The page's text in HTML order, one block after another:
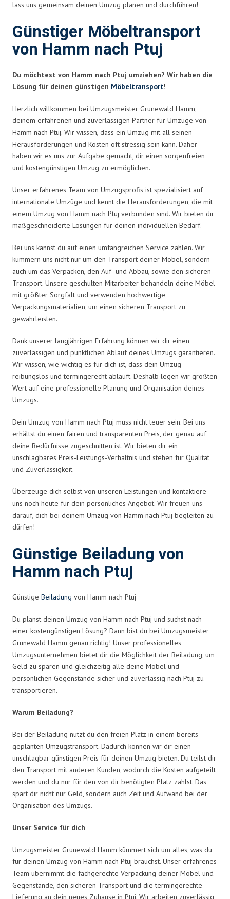
lass uns gemeinsam deinen Umzug planen und durchführen!
Günstiger Möbeltransport
von Hamm nach Ptuj
Du möchtest von Hamm nach Ptuj umziehen? Wir haben die
Lösung für deinen günstigen Möbeltransport!
Herzlich willkommen bei Umzugsmeister Grunewald Hamm,
deinem erfahrenen und zuverlässigen Partner für Umzüge von
Hamm nach Ptuj. Wir wissen, dass ein Umzug mit all seinen
Herausforderungen und Kosten oft stressig sein kann. Daher
haben wir es uns zur Aufgabe gemacht, dir einen sorgenfreien
und kostengünstigen Umzug zu ermöglichen.
Unser erfahrenes Team von Umzugsprofis ist spezialisiert auf
internationale Umzüge und kennt die Herausforderungen, die mit
einem Umzug von Hamm nach Ptuj verbunden sind. Wir bieten dir
maßgeschneiderte Lösungen für deinen individuellen Bedarf.
Bei uns kannst du auf einen umfangreichen Service zählen. Wir
kümmern uns nicht nur um den Transport deiner Möbel, sondern
auch um das Verpacken, den Auf- und Abbau, sowie den sicheren
Transport. Unsere geschulten Mitarbeiter behandeln deine Möbel
mit größter Sorgfalt und verwenden hochwertige
Verpackungsmaterialien, um einen sicheren Transport zu
gewährleisten.
Dank unserer langjährigen Erfahrung können wir dir einen
zuverlässigen und pünktlichen Ablauf deines Umzugs garantieren.
Wir wissen, wie wichtig es für dich ist, dass dein Umzug
reibungslos und termingerecht abläuft. Deshalb legen wir größten
Wert auf eine professionelle Planung und Organisation deines
Umzugs.
Dein Umzug von Hamm nach Ptuj muss nicht teuer sein. Bei uns
erhältst du einen fairen und transparenten Preis, der genau auf
deine Bedürfnisse zugeschnitten ist. Wir bieten dir ein
unschlagbares Preis-Leistungs-Verhältnis und stehen für Qualität
und Zuverlässigkeit.
Überzeuge dich selbst von unseren Leistungen und kontaktiere
uns noch heute für dein persönliches Angebot. Wir freuen uns
darauf, dich bei deinem Umzug von Hamm nach Ptuj begleiten zu
dürfen!
Günstige Beiladung von
Hamm nach Ptuj
Günstige Beiladung von Hamm nach Ptuj
Du planst deinen Umzug von Hamm nach Ptuj und suchst nach
einer kostengünstigen Lösung? Dann bist du bei Umzugsmeister
Grunewald Hamm genau richtig! Unser professionelles
Umzugsunternehmen bietet dir die Möglichkeit der Beiladung, um
Geld zu sparen und gleichzeitig alle deine Möbel und
persönlichen Gegenstände sicher und zuverlässig nach Ptuj zu
transportieren.
Warum Beiladung?
Bei der Beiladung nutzt du den freien Platz in einem bereits
geplanten Umzugstransport. Dadurch können wir dir einen
unschlagbar günstigen Preis für deinen Umzug bieten. Du teilst dir
den Transport mit anderen Kunden, wodurch die Kosten aufgeteilt
werden und du nur für den von dir benötigten Platz zahlst. Das
spart dir nicht nur Geld, sondern auch Zeit und Aufwand bei der
Organisation des Umzugs.
Unser Service für dich
Umzugsmeister Grunewald Hamm kümmert sich um alles, was du
für deinen Umzug von Hamm nach Ptuj brauchst. Unser erfahrenes
Team übernimmt die fachgerechte Verpackung deiner Möbel und
Gegenstände, den sicheren Transport und die termingerechte
Lieferung an dein neues Zuhause in Ptuj. Wir arbeiten zuverlässig,